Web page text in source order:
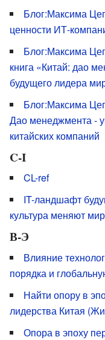
Блог:Максима
ценности ИТ-
Блог:Максима
книга «Китай: дао
будущего лидера
Блог:Максима
Дао менеджмента -
китайских компаний
C-I
CL-ref
IT-ландшафт
культура меняют
В-Э
Влияние
порядка и
Найти опору в
лидерства Китая
Опора в эпоху